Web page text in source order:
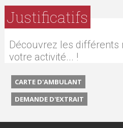
V
o
u
Justificatifs
Découvrez les
votre activité... !
CARTE D'AMBULANT
DEMANDE D'EXTRAIT